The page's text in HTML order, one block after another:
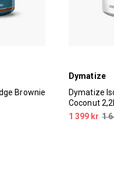
Brownie
Dymatize
Dymatize
Coconut
1 399 kr 1